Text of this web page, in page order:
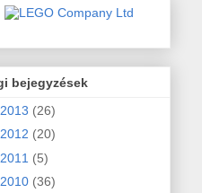
bejegyzések
2013 (26)
2012 (20)
2011 (5)
2010 (36)